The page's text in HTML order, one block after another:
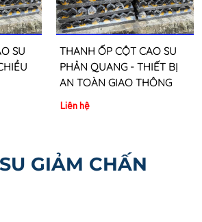
SU
THANH ỐP CỘT CAO SU
PHẢN QUANG - THIẾT BỊ
AN TOÀN GIAO THÔNG
Liên hệ
GIẢM CHẤN